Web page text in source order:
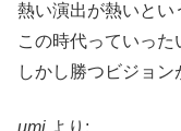
熱い演出が熱いとい
この時代っていった
しかし勝つビジョン
umi より: